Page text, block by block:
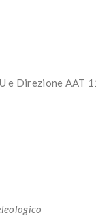
e Direzione AAT